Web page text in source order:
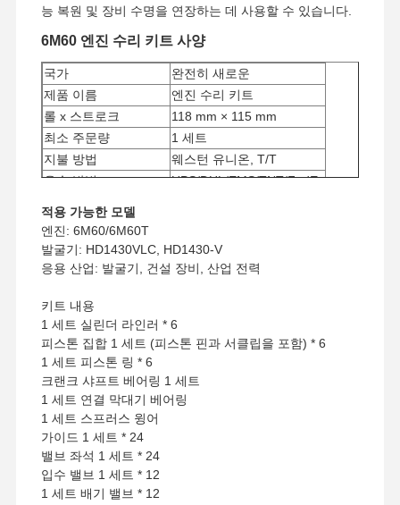
능 복원 및 장비 수명을 연장하는 데 사용할 수 있습니다.
6M60 엔진 수리 키트 사양
국가
완전히 새로운
제품 이름
엔진 수리 키트
롤 x 스트로크
118 mm × 115 mm
최소 주문량
1 세트
지불 방법
웨스턴 유니온, T/T
운송 방법
UPS/DHL/EMS/TNT/FedEx
적용 가능한 모델
엔진: 6M60/6M60T
발굴기: HD1430VLC, HD1430-V
응용 산업: 발굴기, 건설 장비, 산업 전력
키트 내용
1 세트 실린더 라인러 * 6
피스톤 집합 1 세트 (피스톤 핀과 서클립을 포함) * 6
1 세트 피스톤 링 * 6
크랜크 샤프트 베어링 1 세트
1 세트 연결 막대기 베어링
1 세트 스프러스 윙어
가이드 1 세트 * 24
밸브 좌석 1 세트 * 24
입수 밸브 1 세트 * 12
1 세트 배기 밸브 * 12